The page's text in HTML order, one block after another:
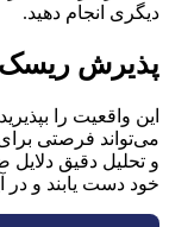
دیگری انجام دهید.
پذیرش ریسک
این واقعیت را
می‌تواند فرصتی برای
و تحلیل دقیق دلایل
خود دست یابند و در